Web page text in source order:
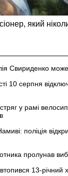
Свириденко
10 серпня
у рамі
поліція
пролунав
13-річний